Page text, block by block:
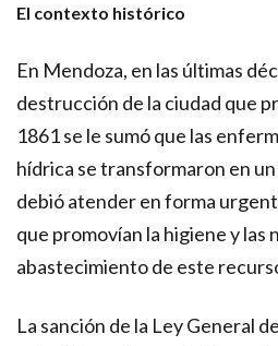
El contexto histórico
En Mendoza, en las últimas
destrucción de la ciudad que
1861 se le sumó que las
hídrica se transformaron en
debió atender en forma
que promovían la higiene y las
abastecimiento de este
La sanción de la Ley General